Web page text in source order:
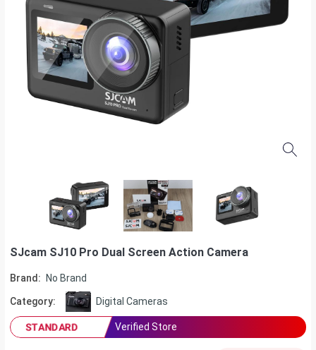
SJcam SJ10 Pro Dual Screen Action Camera
Brand: No Brand
Category: Digital Cameras
STANDARD Verified Store